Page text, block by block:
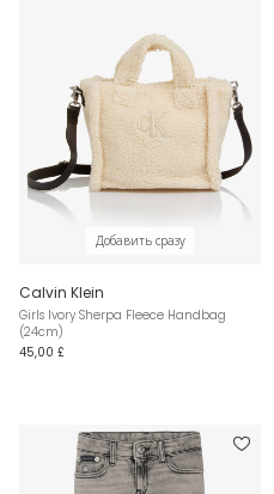
Добавить сразу
Calvin Klein
Girls Ivory Sherpa Fleece Handbag
(24cm)
45,00 £